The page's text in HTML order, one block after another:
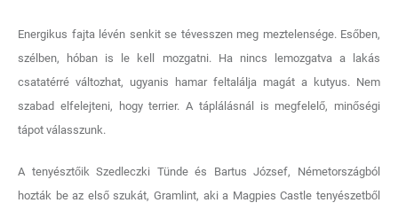
Energikus fajta lévén senkit se tévesszen meg meztelensége. Esőben,
szélben, hóban is le kell mozgatni. Ha nincs lemozgatva a lakás
csatatérré változhat, ugyanis hamar feltalálja magát a kutyus. Nem
szabad elfelejteni, hogy terrier. A táplálásnál is megfelelő, minőségi
tápot válasszunk.
A tenyésztőik Szedleczki Tünde és Bartus József, Németországból
hozták be az első szukát, Gramlint, aki a Magpies Castle tenyészetből